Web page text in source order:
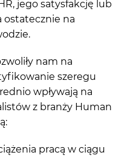
jego satysfakcję lub
ostatecznie na
nam na
szeregu
wpływają na
z branży Human
pracą w ciągu